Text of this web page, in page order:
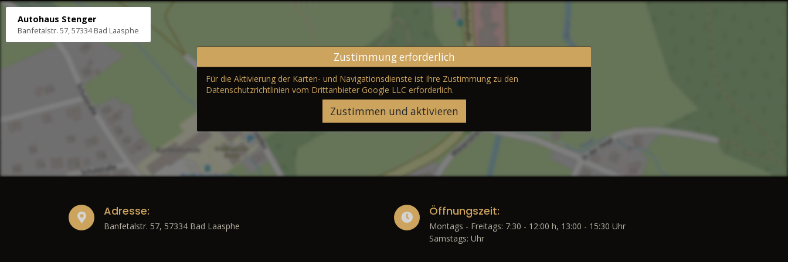
Autohaus Stenger
Banfetalstr. 57, 57334 Bad Laasphe
Zustimmung erforderlich
Für die Aktivierung der Karten- und Navigationsdienste ist Ihre Zustimmung zu den
Datenschutzrichtlinien vom Drittanbieter Google LLC erforderlich.
Zustimmen und aktivieren
Adresse:
Banfetalstr. 57, 57334 Bad Laasphe
Öffnungszeit:
Montags - Freitags: 7:30 - 12:00 h, 13:00 - 15:30 Uhr
Samstags: Uhr